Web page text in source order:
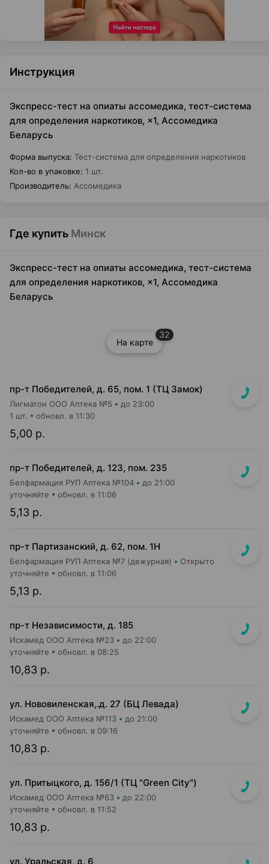
Инструкция
Экспресс-тест на опиаты ассомедика, тест-система
для определения наркотиков, ×1, Ассомедика
Беларусь
Форма выпуска: Тест-система для определения наркотиков
Кол-во в упаковке: 1 шт.
Производитель: Ассомедика
Где купить Минск
Экспресс-тест на опиаты ассомедика, тест-система
для определения наркотиков, ×1, Ассомедика
Беларусь
На карте
32
пр-т Победителей, д. 65, пом. 1 (ТЦ Замок)
Лигматон ООО Аптека №5 до 23:00
5,00 р.
1 шт. обновл. в 11:30
пр-т Победителей, д. 123, пом. 235
Белфармация РУП Аптека №104 до 21:00
5,13 р.
уточняйте обновл. в 11:06
пр-т Партизанский, д. 62, пом. 1Н
Белфармация РУП Аптека №7 (дежурная) Открыто
5,13 р.
уточняйте обновл. в 11:06
пр-т Независимости, д. 185
Искамед ООО Аптека №23 до 22:00
10,83 р.
уточняйте обновл. в 08:25
ул. Нововиленская,.д. 27 (БЦ Левада)
Искамед ООО Аптека №113 до 21:00
10,83 р.
уточняйте обновл. в 09:16
ул. Притыцкого, д. 156/1 (ТЦ "Green City")
Искамед ООО Аптека №63 до 22:00
10,83 р.
уточняйте обновл. в 11:52
ул. Уральская, д. 6